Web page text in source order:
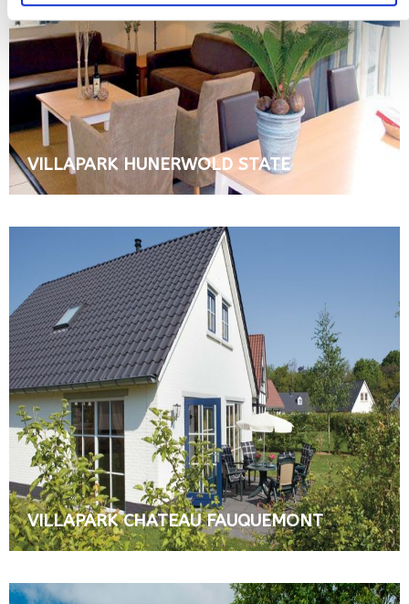
VILLAPARK HUNERWOLD STATE
VILLAPARK CHATEAU FAUQUEMONT